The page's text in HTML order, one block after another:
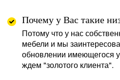
Почему у Вас такие
Потому что у нас
мебели и мы
обновлении имеющегося
ждем "золотого клиента".